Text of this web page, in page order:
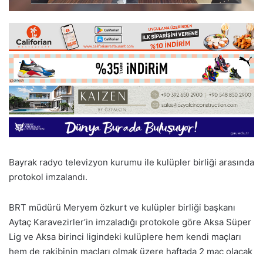
Bayrak radyo televizyon kurumu ile kulüpler birliği arasında
protokol imzalandı.
BRT müdürü Meryem özkurt ve kulüpler birliği başkanı
Aytaç Karavezirler’in imzaladığı protokole göre Aksa Süper
Lig ve Aksa birinci ligindeki kulüplere hem kendi maçları
hem de rakibinin maçları olmak üzere haftada 2 maç olacak